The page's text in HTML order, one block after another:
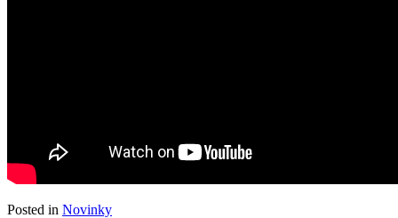
Posted in Novinky